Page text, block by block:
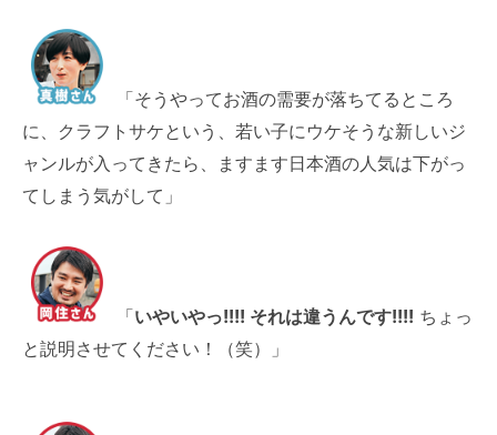
「そうやってお酒の需要が落ちてるところ
に、クラフトサケという、若い子にウケそうな新しいジ
ャンルが入ってきたら、ますます日本酒の人気は下がっ
てしまう気がして」
「いやいやっ!!!! それは違うんです!!!! ちょっ
と説明させてください！（笑）」